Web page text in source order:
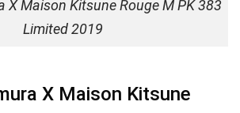
X Maison Kitsune Rouge M PK 383
Limited 2019
X Maison Kitsune